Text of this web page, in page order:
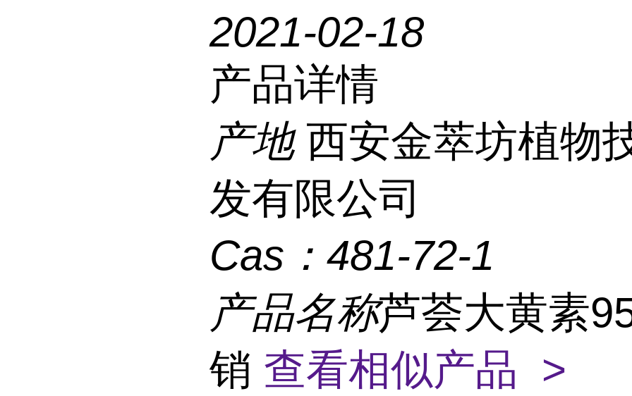
2021-02-18
产品详情
产地 西安金萃坊植物
发有限公司
Cas： 481-72-1
产品名称芦荟大黄素
销 查看相似产品 >